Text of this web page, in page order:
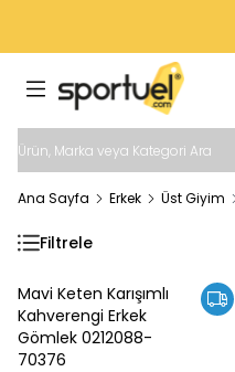
Ana Sayfa Erkek Üst Giyim
Filtrele
%10
Mavi Keten Karışımlı
Kahverengi Erkek
Gömlek 0212088-
70376